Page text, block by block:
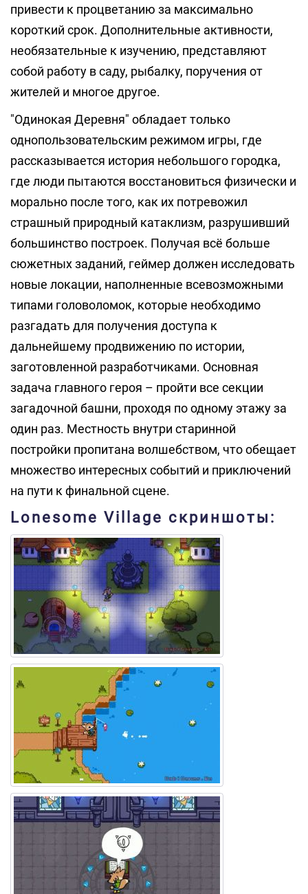
привести к процветанию за максимально
короткий срок. Дополнительные активности,
необязательные к изучению, представляют
собой работу в саду, рыбалку, поручения от
жителей и многое другое.
"Одинокая Деревня" обладает только
однопользовательским режимом игры, где
рассказывается история небольшого городка,
где люди пытаются восстановиться физически и
морально после того, как их потревожил
страшный природный катаклизм, разрушивший
большинство построек. Получая всё больше
сюжетных заданий, геймер должен исследовать
новые локации, наполненные всевозможными
типами головоломок, которые необходимо
разгадать для получения доступа к
дальнейшему продвижению по истории,
заготовленной разработчиками. Основная
задача главного героя – пройти все секции
загадочной башни, проходя по одному этажу за
один раз. Местность внутри старинной
постройки пропитана волшебством, что обещает
множество интересных событий и приключений
на пути к финальной сцене.
Lonesome Village скриншоты: